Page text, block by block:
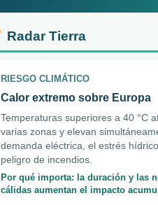
Radar Tierra
RIESGO CLIMÁTICO
Calor extremo sobre Europa
Temperaturas superiores a 40 °C
varias zonas y elevan
demanda eléctrica, el estrés
peligro de incendios.
Por qué importa: la duración y las
cálidas aumentan el impacto